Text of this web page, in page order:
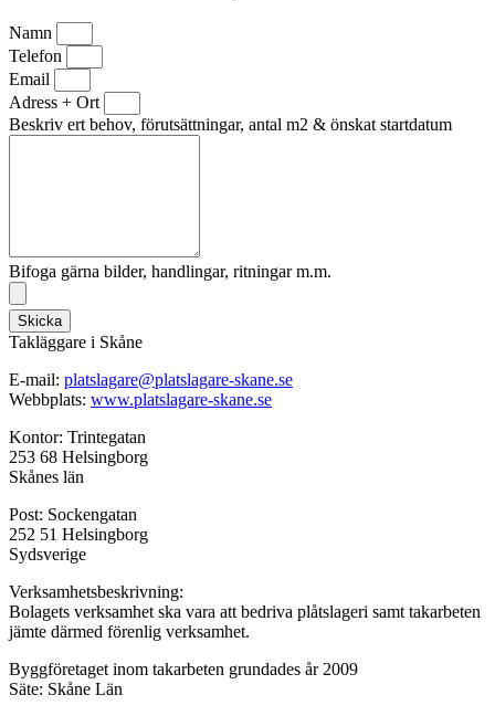
Namn
Telefon
Email
Adress + Ort
Beskriv ert behov, förutsättningar, antal m2 & önskat startdatum
Bifoga gärna bilder, handlingar, ritningar m.m.
Skicka
Takläggare i Skåne
E-mail: platslagare@platslagare-skane.se
Webbplats: www.platslagare-skane.se
Kontor: Trintegatan
253 68 Helsingborg
Skånes län
Post: Sockengatan
252 51 Helsingborg
Sydsverige
Verksamhetsbeskrivning:
Bolagets verksamhet ska vara att bedriva plåtslageri samt takarbeten
jämte därmed förenlig verksamhet.
Byggföretaget inom takarbeten grundades år 2009
Säte: Skåne Län